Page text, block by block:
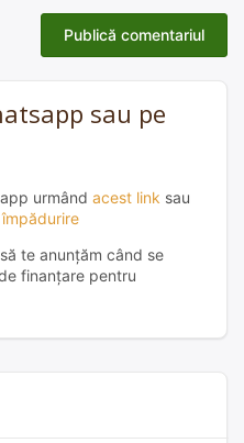
sau pe
urmând acest link sau
împădurire
te anunțăm când se
finanțare pentru